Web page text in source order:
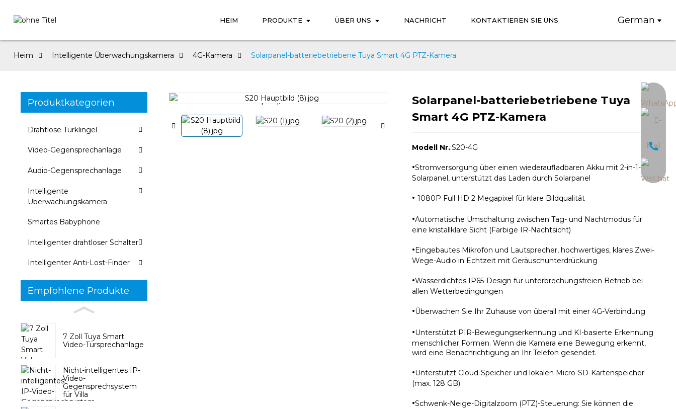
HEIM PRODUKTE ÜBER UNS NACHRICHT KONTAKTIEREN SIE UNS German
Heim Intelligente Überwachungskamera 4G-Kamera Solarpanel-batteriebetriebene Tuya Smart 4G PTZ-Kamera
Produktkategorien
Drahtlose Türklingel
Video-Gegensprechanlage
Audio-Gegensprechanlage
Intelligente
Überwachungskamera
Smartes Babyphone
Intelligenter drahtloser Schalter
Intelligenter Anti-Lost-Finder
Empfohlene Produkte
7 Zoll Tuya Smart
Video-Türsprechanlage
Nicht-intelligentes IP-
Video-
Gegensprechsystem
für Villa
Loading...
Loading... Loading...
Loading... Loading...
Loading...
Solarpanel-batteriebetriebene Tuya
Smart 4G PTZ-Kamera
Modell Nr.:S20-4G
·Stromversorgung über einen wiederaufladbaren Akku mit 2-in-1-
Solarpanel, unterstützt das Laden durch Solarpanel
· 1080P Full HD 2 Megapixel für klare Bildqualität
·Automatische Umschaltung zwischen Tag- und Nachtmodus für
eine kristallklare Sicht (Farbige IR-Nachtsicht)
·Eingebautes Mikrofon und Lautsprecher, hochwertiges, klares Zwei-
Wege-Audio in Echtzeit mit Geräuschunterdrückung
·Wasserdichtes IP65-Design für unterbrechungsfreien Betrieb bei
allen Wetterbedingungen
·Überwachen Sie Ihr Zuhause von überall mit einer 4G-Verbindung
·Unterstützt PIR-Bewegungserkennung und KI-basierte Erkennung
menschlicher Formen. Wenn die Kamera eine Bewegung erkennt,
wird eine Benachrichtigung an Ihr Telefon gesendet.
·Unterstützt Cloud-Speicher und lokalen Micro-SD-Kartenspeicher
(max. 128 GB)
·Schwenk-Neige-Digitalzoom (PTZ)-Steuerung: Sie können die